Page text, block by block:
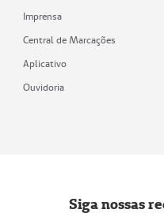
Imprensa
Central de Marcações
Aplicativo
Ouvidoria
Siga nossas